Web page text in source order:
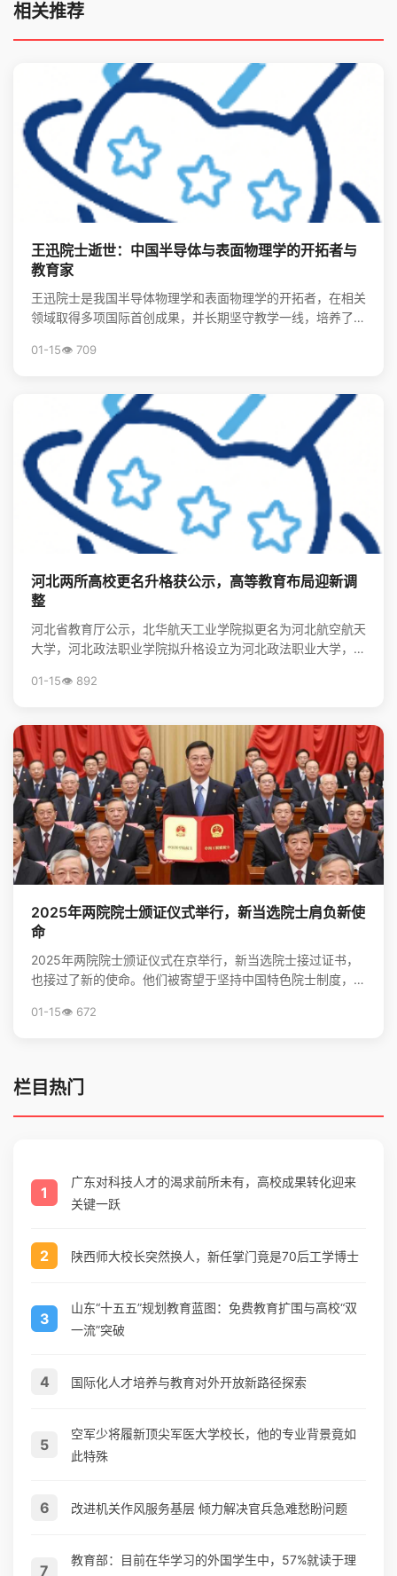
相关推荐
王迅院士逝世：中国半导体与表面物理学的开拓者与
教育家
王迅院士是我国半导体物理学和表面物理学的开拓者，在相关
领域取得多项国际首创成果，并长期坚守教学一线，培养了大
01-15👁️ 709
河北两所高校更名升格获公示，高等教育布局迎新调
整
河北省教育厅公示，北华航天工业学院拟更名为河北航空航天
大学，河北政法职业学院拟升格设立为河北政法职业大学，标
01-15👁️ 892
2025年两院院士颁证仪式举行，新当选院士肩负新使
命
2025年两院院士颁证仪式在京举行，新当选院士接过证书，
也接过了新的使命。他们被寄望于坚持中国特色院士制度，勇
01-15👁️ 672
栏目热门
1
广东对科技人才的渴求前所未有，高校成果转化迎来
关键一跃
2 陕西师大校长突然换人，新任掌门竟是70后工学博士
3
山东“十五五”规划教育蓝图：免费教育扩围与高校“双
一流”突破
4 国际化人才培养与教育对外开放新路径探索
5
空军少将履新顶尖军医大学校长，他的专业背景竟如
此特殊
6 改进机关作风服务基层 倾力解决官兵急难愁盼问题
7
教育部：目前在华学习的外国学生中，57%就读于理